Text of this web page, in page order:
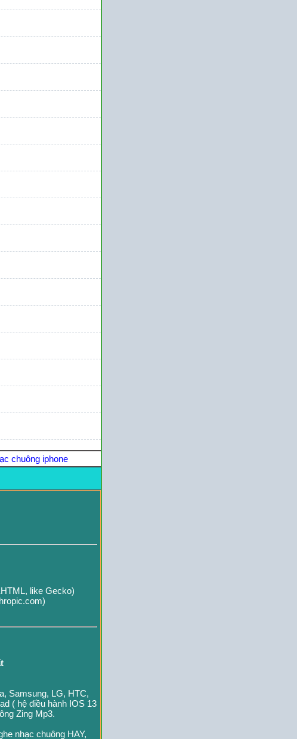
chuông iphone
like Gecko)
Samsung, LG, HTC,
( hệ điều hành IOS 13
Zing Mp3.
nhạc chuông HAY,